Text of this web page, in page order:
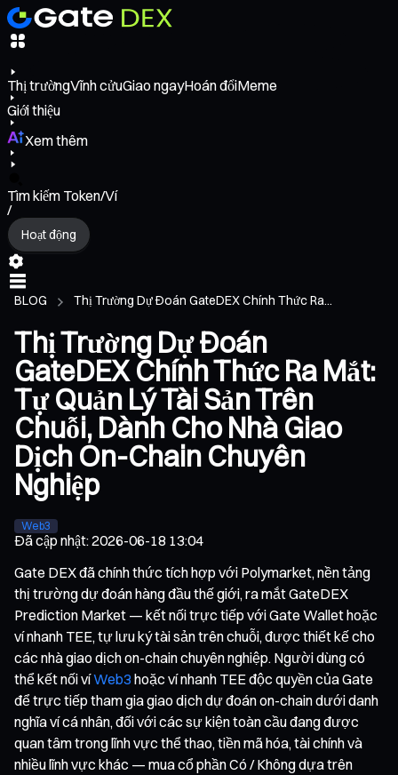
Thị trườngVĩnh cửuGiao ngayHoán đổiMeme
Giới thiệu
Xem thêm
Tìm kiếm Token/Ví
/
Hoạt động
BLOG Thị Trường Dự Đoán GateDEX Chính Thức Ra...
Thị Trường Dự Đoán
GateDEX Chính Thức Ra Mắt:
Tự Quản Lý Tài Sản Trên
Chuỗi, Dành Cho Nhà Giao
Dịch On-Chain Chuyên
Nghiệp
Web3
Đã cập nhật:2026-06-18 13:04
Gate DEX đã chính thức tích hợp với Polymarket, nền tảng
thị trường dự đoán hàng đầu thế giới, ra mắt GateDEX
Prediction Market — kết nối trực tiếp với Gate Wallet hoặc
ví nhanh TEE, tự lưu ký tài sản trên chuỗi, được thiết kế cho
các nhà giao dịch on-chain chuyên nghiệp. Người dùng có
thể kết nối víWeb3 hoặc ví nhanh TEE độc quyền của Gate
để trực tiếp tham gia giao dịch dự đoán on-chain dưới danh
nghĩa ví cá nhân, đối với các sự kiện toàn cầu đang được
quan tâm trong lĩnh vực thể thao, tiền mã hóa, tài chính và
nhiều lĩnh vực khác — mua cổ phần Có / Không dựa trên